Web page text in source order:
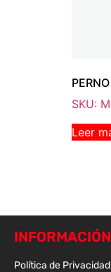
SKU:
Leer
INFORMACIÓN
Política de Privacidad